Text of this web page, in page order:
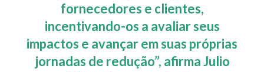
fornecedores e clientes,
incentivando-os a avaliar seus
impactos e avançar em suas próprias
jornadas de redução”, afirmaJulio